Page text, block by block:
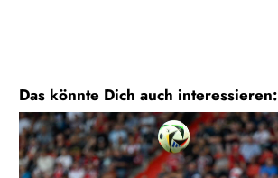
Das könnte Dich auch interessieren: